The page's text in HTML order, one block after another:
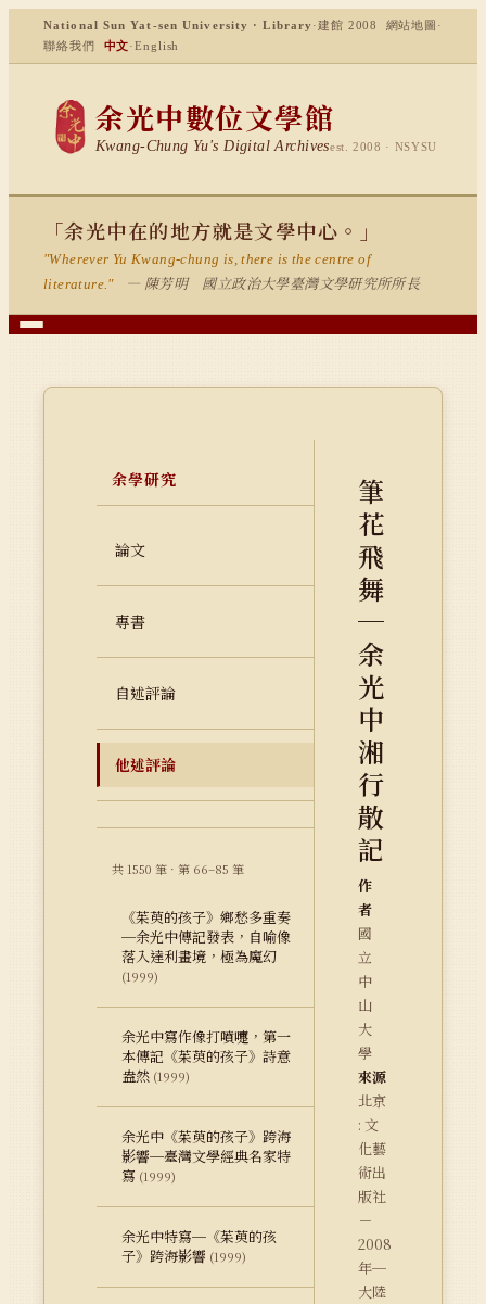
National Sun Yat-sen University · Library ·建館 2008 網站地圖 ·
聯絡我們
中文·English
余光中數位文學館
Kwang-Chung Yu's Digital Archivesest. 2008 · NSYSU
「余光中在的地方就是文學中心。」
"Wherever Yu Kwang-chung is, there is the centre of
literature."
— 陳芳明 國立政治大學臺灣文學研究所所長
余學研究
論文
專書
自述評論
他述評論
共 1550 筆 · 第 66–85 筆
《茱萸的孩子》鄉愁多重奏
─余光中傳記發表，自喻像
落入達利畫境，極為魔幻
(1999)
余光中寫作像打噴嚏，第一
本傳記《茱萸的孩子》詩意
盎然 (1999)
余光中《茱萸的孩子》跨海
影響─臺灣文學經典名家特
寫 (1999)
余光中特寫─《茱萸的孩
子》跨海影響 (1999)
筆
花
飛
舞
─
余
光
中
湘
行
散
記
作
者
國
立
中
山
大
學
來源
北京
: 文
化藝
術出
版社
－
2008
年─
大陸